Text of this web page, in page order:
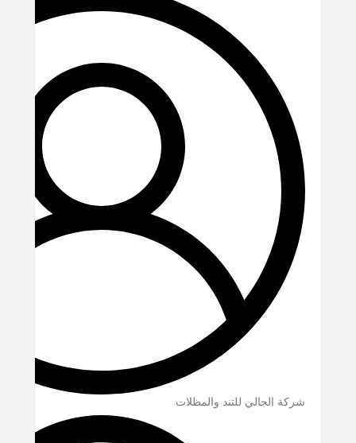
شركة الجالي للتند والمظلات